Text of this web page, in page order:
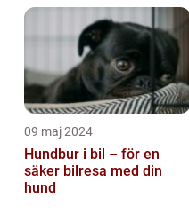
09 maj 2024
Hundbur i bil – för en
säker bilresa med din
hund